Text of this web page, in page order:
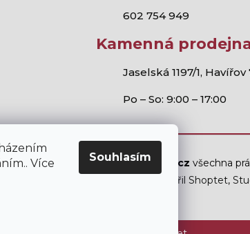
Více
Souhlasím
602 754 949
Kamenná
Jaselská 1197/1, Havířov
Po – So: 9:00 – 17:00
Stramis.cz všechna
Vytvořil Shoptet,